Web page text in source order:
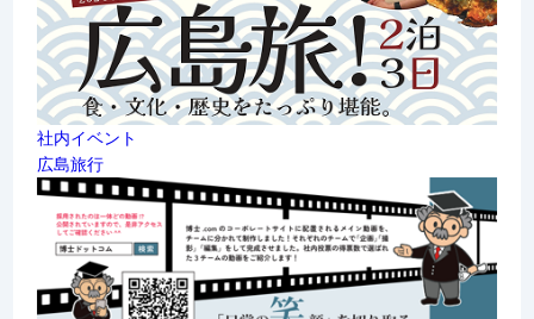
社内イベント
広島旅行